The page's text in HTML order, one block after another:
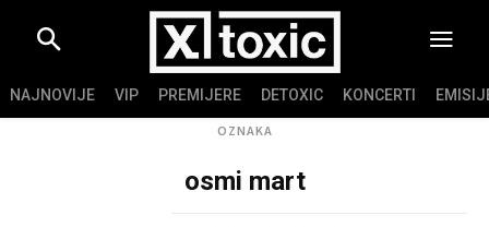
NAJNOVIJE VIP PREMIJERE DETOXIC KONCERTI
OZNAKA
osmi mart